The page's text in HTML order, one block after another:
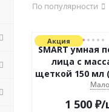
По популярности
Акция
SMART умная
лица с
щеткой 150 мл
Мало
1 500 ₽/